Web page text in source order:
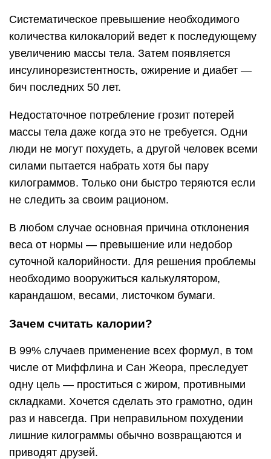
Систематическое превышение необходимого
количества килокалорий ведет к последующему
увеличению массы тела. Затем появляется
инсулинорезистентность, ожирение и диабет —
бич последних 50 лет.
Недостаточное потребление грозит потерей
массы тела даже когда это не требуется. Одни
люди не могут похудеть, а другой человек всеми
силами пытается набрать хотя бы пару
килограммов. Только они быстро теряются если
не следить за своим рационом.
В любом случае основная причина отклонения
веса от нормы — превышение или недобор
суточной калорийности. Для решения проблемы
необходимо вооружиться калькулятором,
карандашом, весами, листочком бумаги.
Зачем считать калории?
В 99% случаев применение всех формул, в том
числе от Миффлина и Сан Жеора, преследует
одну цель — проститься с жиром, противными
складками. Хочется сделать это грамотно, один
раз и навсегда. При неправильном похудении
лишние килограммы обычно возвращаются и
приводят друзей.